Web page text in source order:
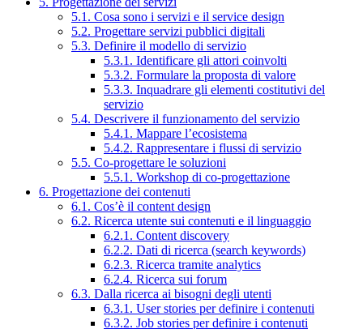
5.1. Cosa sono i servizi e il service design
5.2. Progettare servizi pubblici digitali
5.3. Definire il modello di servizio
5.3.1. Identificare gli attori coinvolti
5.3.2. Formulare la proposta di valore
5.3.3. Inquadrare gli elementi costitutivi del
servizio
5.4. Descrivere il funzionamento del servizio
5.4.1. Mappare l’ecosistema
5.4.2. Rappresentare i flussi di servizio
5.5. Co-progettare le soluzioni
5.5.1. Workshop di co-progettazione
6. Progettazione dei contenuti
6.1. Cos’è il content design
6.2. Ricerca utente sui contenuti e il linguaggio
6.2.1. Content discovery
6.2.2. Dati di ricerca (search keywords)
6.2.3. Ricerca tramite analytics
6.2.4. Ricerca sui forum
6.3. Dalla ricerca ai bisogni degli utenti
6.3.1. User stories per definire i contenuti
6.3.2. Job stories per definire i contenuti